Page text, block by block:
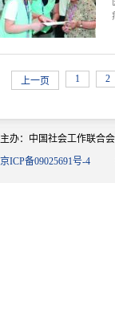
上一页 1 2
主办：中国社会工作联合
京ICP备09025691号-4 技